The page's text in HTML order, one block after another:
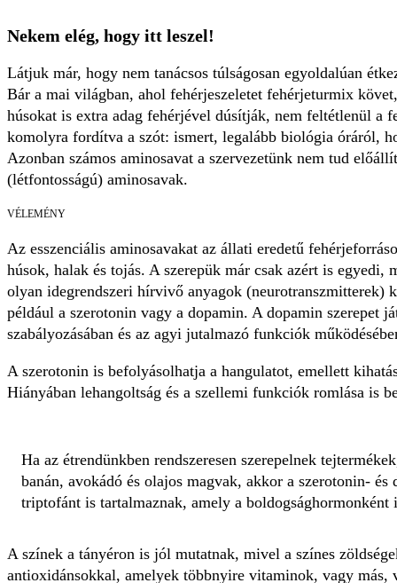
Nekem elég, hogy itt leszel!
Látjuk már, hogy nem tanácsos túlságosan egyoldalúan
Bár a mai világban, ahol fehérjeszeletet fehérjeturmix
húsokat is extra adag fehérjével dúsítják, nem feltétlenül a
komolyra fordítva a szót: ismert, legalább biológia óráról,
Azonban számos aminosavat a szervezetünk nem tud
(létfontosságú) aminosavak.
VÉLEMÉNY
Az esszenciális aminosavakat az állati eredetű
húsok, halak és tojás. A szerepük már csak azért is
olyan idegrendszeri hírvivő anyagok (neurotranszmitterek)
például a szerotonin vagy a dopamin. A dopamin szerepet
szabályozásában és az agyi jutalmazó funkciók
A szerotonin is befolyásolhatja a hangulatot, emellett
Hiányában lehangoltság és a szellemi funkciók romlása is
Ha az étrendünkben rendszeresen szerepelnek
banán, avokádó és olajos magvak, akkor a szerotonin-
triptofánt is tartalmaznak, amely a
A színek a tányéron is jól mutatnak, mivel a színes
antioxidánsokkal, amelyek többnyire vitaminok, vagy más,